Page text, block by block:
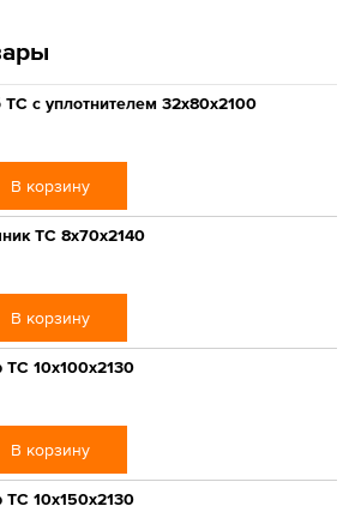
с уплотнителем 32x80x2100
В корзину
ТС 8x70x2140
В корзину
10x100x2130
В корзину
10x150x2130